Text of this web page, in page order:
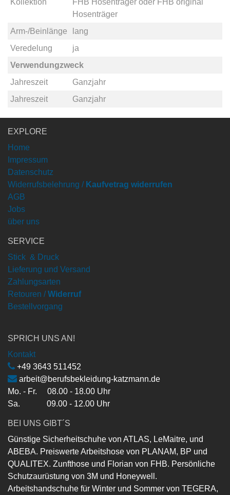
Kollektion
FHB Hosenträgeroder FHB original
Hosenträger
Arm-/Beinlänge
lang
Veredelung
ja
Verwendungzweck
Jahreszeit
Ganzjahr
Jahreszeit
Ganzjahr
EXPLORE
Home
Impressum
Datenschutz
Widerrufsbelehrung / Kaufvetrag widerrufen
AGB
Jobs
über uns
SERVICE
Stick & Druck
Lieferung und Versand
Zahlungsarten
Retouren / Widerruf
Bestellvorgang
SPRICH UNS AN!
Kontakt
+49 3643 511452
arbeit@berufsbekleidung-katzmann.de
Mo. - Fr. 08.00 - 18.00 Uhr
Sa. 09.00 - 12.00 Uhr
BEI UNS GIBT´S
Günstige Sicherheitschuhe von ATLAS, LeMaitre, und
ABEBA. Preiswerte Arbeitshose von PLANAM, BP und
QUALITEX. Zunfthose und Florian von FHB. Persönliche
Schutzaurüstung von 3M und Honeywell.
Arbeitshandschuhe für Winter und Sommer von TEGERA,